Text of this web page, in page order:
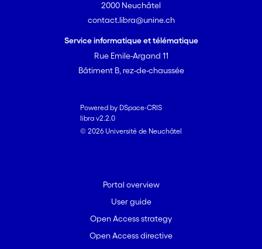
2000 Neuchâtel
contact.libra@unine.ch
Service informatique et télématique
Rue Emile-Argand 11
Bâtiment B, rez-de-chaussée
Powered by DSpace-CRIS
libra v2.2.0
© 2026 Université de Neuchâtel
Portal overview
User guide
Open Access strategy
Open Access directive